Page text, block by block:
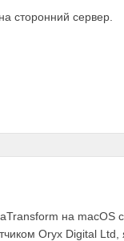
сторонний сервер.
на macOS
Oryx Digital Ltd,